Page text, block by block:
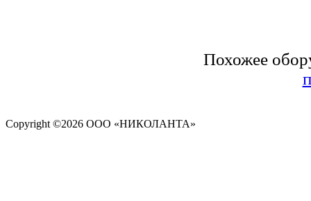
Похожее
Copyright ©2026 ООО «НИКОЛАНТА»